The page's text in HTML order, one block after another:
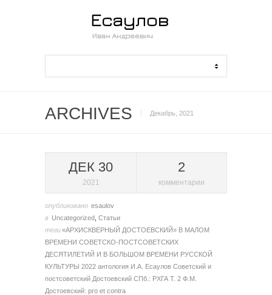
ARCHIVES Декабрь, 2021
ДЕК 30
2021
2
комментарии
опубликовано esaulov
в Uncategorized Статьи
теги«АРХИСКВЕРНЫЙ ДОСТОЕВСКИЙ» В МАЛОМ
ВРЕМЕНИ СОВЕТСКО-ПОСТСОВЕТСКИХ
ДЕСЯТИЛЕТИЙ И В БОЛЬШОМ ВРЕМЕНИ РУССКОЙ
КУЛЬТУРЫ 2022 антология И.А. Есаулов Советский и
постсоветский Достоевский СПб.: РХГА Т. 2 Ф.М.
Достоевский: pro et contra